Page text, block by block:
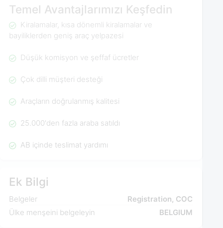
Temel Avantajlarımızı Keşfedin
Kiralamalar, kısa dönemli kiralamalar ve
bayiliklerden geniş araç yelpazesi
Düşük komisyon ve şeffaf ücretler
Çok dilli müşteri desteği
Araçların doğrulanmış kalitesi
25.000'den fazla araba satıldı
AB içinde teslimat yardımı
Ek Bilgi
Belgeler
Registration, COC
Ülke menşeini belgeleyin
BELGIUM